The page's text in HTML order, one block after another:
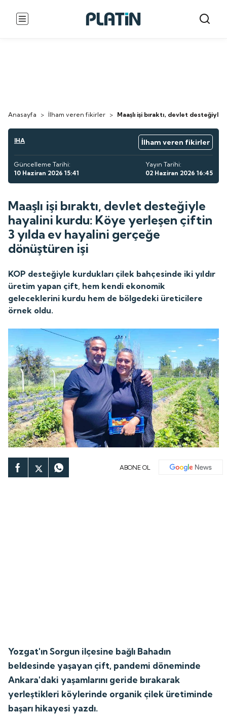
Anasayfa > İlham veren fikirler > Maaşlı işi bıraktı, devlet
IHA İlham veren fikirler
Güncelleme Tarihi:
10 Haziran 2026 15:41
Yayın Tarihi:
02 Haziran 2026 16:45
Maaşlı işi bıraktı, devlet desteğiyle
hayalini kurdu: Köye yerleşen çiftin
3 yılda ev hayalini gerçeğe
dönüştüren işi
KOP desteğiyle kurdukları çilek bahçesinde iki yıldır
üretim yapan çift, hem kendi ekonomik
geleceklerini kurdu hem de bölgedeki üreticilere
örnek oldu.
ABONE OL
Yozgat'ın Sorgun ilçesine bağlı Bahadın
beldesinde yaşayan çift, pandemi döneminde
Ankara'daki yaşamlarını geride bırakarak
yerleştikleri köylerinde organik çilek üretiminde
başarı hikayesi yazdı.